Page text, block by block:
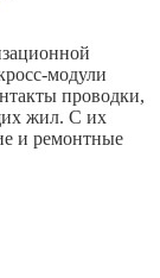
модули
проводки,
жил. С их
и ремонтные